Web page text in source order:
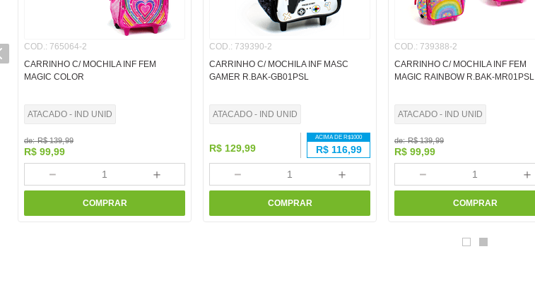
COD.: 765064-2
CARRINHO C/ MOCHILA INF FEM
MAGIC COLOR
ATACADO - IND UNID
de:R$ 139,99
R$ 99,99
＋
－
COMPRAR
COD.: 739390-2
CARRINHO C/ MOCHILA INF MASC
GAMER R.BAK-GB01PSL
ATACADO - IND UNID
R$ 129,99
ACIMA DE R$1000
R$ 116,99
＋
－
COMPRAR
COD.: 739388-2
CARRINHO C/ MOCHILA INF FEM
MAGIC RAINBOW R.BAK-MR01PSL
ATACADO - IND UNID
de:R$ 139,99
R$ 99,99
＋
－
COMPRAR